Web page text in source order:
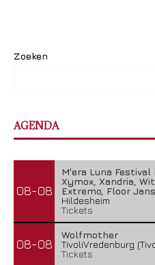
Zoeken
AGENDA
08-08
M'era Luna Festival
Xymox, Xandria,
Extremo, Floor
Hildesheim
Tickets
08-08
Wolfmother
TivoliVredenburg
Tickets